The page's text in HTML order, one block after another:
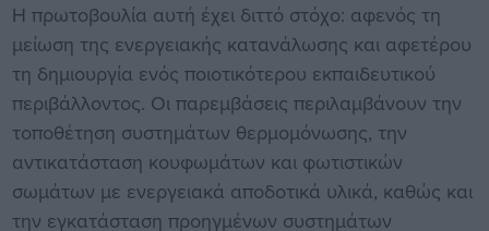
Η πρωτοβουλία αυτή έχει διττό στόχο: αφενός τη
μείωση της ενεργειακής κατανάλωσης και αφετέρου
τη δημιουργία ενός ποιοτικότερου εκπαιδευτικού
περιβάλλοντος. Οι παρεμβάσεις περιλαμβάνουν την
τοποθέτηση συστημάτων θερμομόνωσης, την
αντικατάσταση κουφωμάτων και φωτιστικών
σωμάτων με ενεργειακά αποδοτικά υλικά, καθώς και
την εγκατάσταση προηγμένων συστημάτων